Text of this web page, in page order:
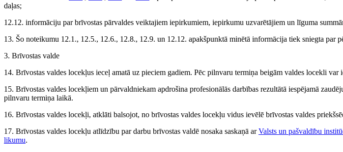
daļas;
12.12. informāciju par brīvostas pārvaldes veiktajiem iepirkumiem, iepirkumu uzvarētājiem un līguma
13. Šo noteikumu 12.1., 12.5., 12.6., 12.8., 12.9. un 12.12. apakšpunktā minētā informācija tiek sniegta par
3. Brīvostas valde
14. Brīvostas valdes locekļus ieceļ amatā uz pieciem gadiem. Pēc pilnvaru termiņa beigām valdes locekli
15. Brīvostas valdes locekļiem un pārvaldniekam apdrošina profesionālās darbības rezultātā iespējamā
pilnvaru termiņa laikā.
16. Brīvostas valdes locekļi, atklāti balsojot, no brīvostas valdes locekļu vidus ievēlē brīvostas valdes
17. Brīvostas valdes locekļu atlīdzību par darbu brīvostas valdē nosaka saskaņā arValsts un pašvaldību
likumu.